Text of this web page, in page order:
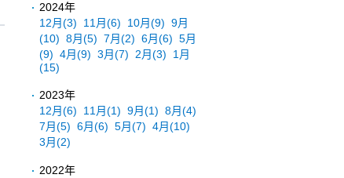
2024年
12月(3) 11月(6) 10月(9) 9月
(10) 8月(5) 7月(2) 6月(6) 5月
(9) 4月(9) 3月(7) 2月(3)
1月
(15)
2023年
12月(6) 11月(1) 9月(1) 8月(4)
7月(5) 6月(6) 5月(7) 4月(10)
3月(2)
2022年